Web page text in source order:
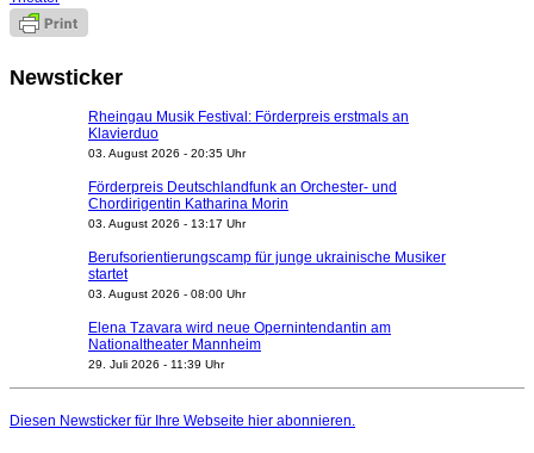
Newsticker
Rheingau Musik Festival: Förderpreis erstmals an
Klavierduo
03. August 2026 - 20:35 Uhr
Förderpreis Deutschlandfunk an Orchester- und
Chordirigentin Katharina Morin
03. August 2026 - 13:17 Uhr
Berufsorientierungscamp für junge ukrainische Musiker
startet
03. August 2026 - 08:00 Uhr
Elena Tzavara wird neue Opernintendantin am
Nationaltheater Mannheim
29. Juli 2026 - 11:39 Uhr
geht 2027
Diesen Newsticker für Ihre Webseite hier abonnieren.